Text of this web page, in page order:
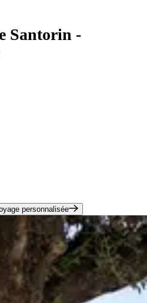
Santorin -
personnalisée